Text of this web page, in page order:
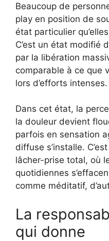
Beaucoup de
play en position de
état particulier
C’est un état modifié
par la libération
comparable à ce que
lors d’efforts intenses.
Dans cet état, la
la douleur devient
parfois en sensation
diffuse s’installe.
lâcher-prise total, où
quotidiennes
comme méditatif,
La
qui donne